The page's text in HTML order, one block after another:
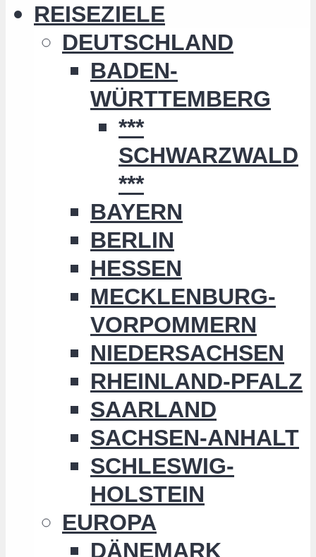
REISEZIELE
DEUTSCHLAND
BADEN-
WÜRTTEMBERG
***
SCHWARZWALD
***
BAYERN
BERLIN
HESSEN
MECKLENBURG-
VORPOMMERN
NIEDERSACHSEN
RHEINLAND-PFALZ
SAARLAND
SACHSEN-ANHALT
SCHLESWIG-
HOLSTEIN
EUROPA
DÄNEMARK